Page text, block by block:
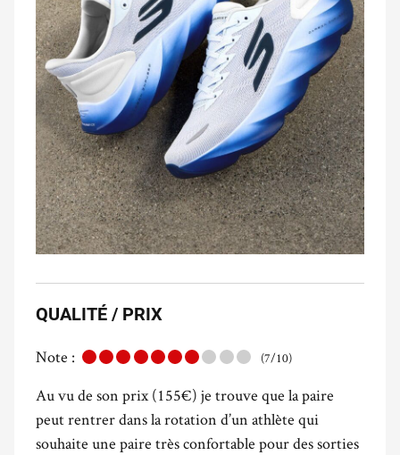
QUALITÉ / PRIX
Note : (7/10)
Au vu de son prix (155€) je trouve que la paire
peut rentrer dans la rotation d’un athlète qui
souhaite une paire très confortable pour des sorties